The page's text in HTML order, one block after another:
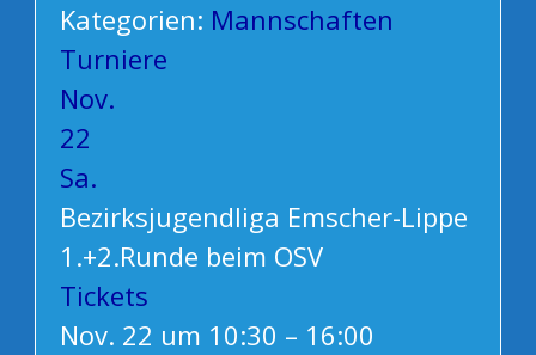
Kategorien: Mannschaften
Turniere
Nov.
22
Sa.
Bezirksjugendliga Emscher-Lippe
1.+2.Runde beim OSV
Tickets
Nov. 22 um 10:30 – 16:00